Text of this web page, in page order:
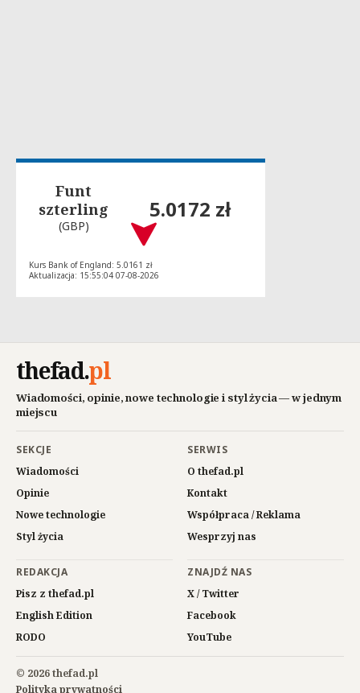
Funt
szterling
(GBP)
5.0172 zł
Kurs Bank of England: 5.0161 zł
Aktualizacja: 15:55:04 07-08-2026
thefad.pl
Wiadomości, opinie, nowe technologie i styl życia — w jednym
miejscu
SEKCJE
Wiadomości
Opinie
Nowe technologie
Styl życia
SERWIS
O thefad.pl
Kontakt
Współpraca / Reklama
Wesprzyj nas
REDAKCJA
Pisz z thefad.pl
English Edition
RODO
ZNAJDŹ NAS
X / Twitter
Facebook
YouTube
© 2026 thefad.pl
Polityka prywatności